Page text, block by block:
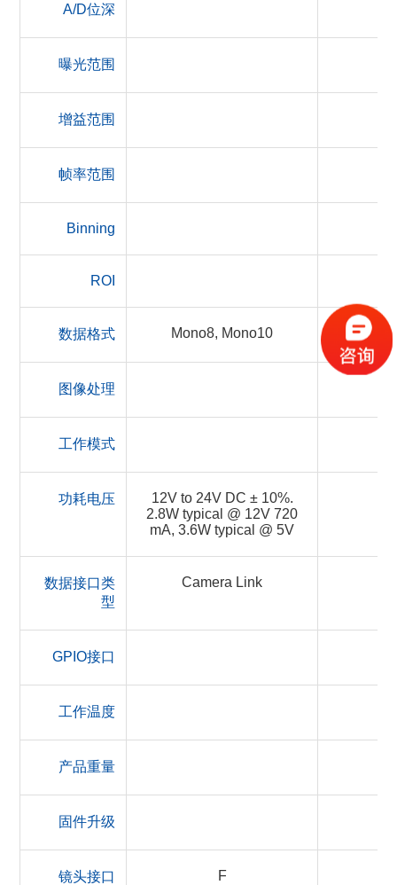
A/D位深
曝光范围
增益范围
帧率范围
Binning
ROI
数据格式
图像处理
工作模式
功耗电压
数据接口类
型
GPIO接口
工作温度
产品重量
固件升级
镜头接口
Mono8, Mono10
12V to 24V DC ± 10%.
2.8W typical @ 12V 720
mA, 3.6W typical @ 5V
Camera Link
F